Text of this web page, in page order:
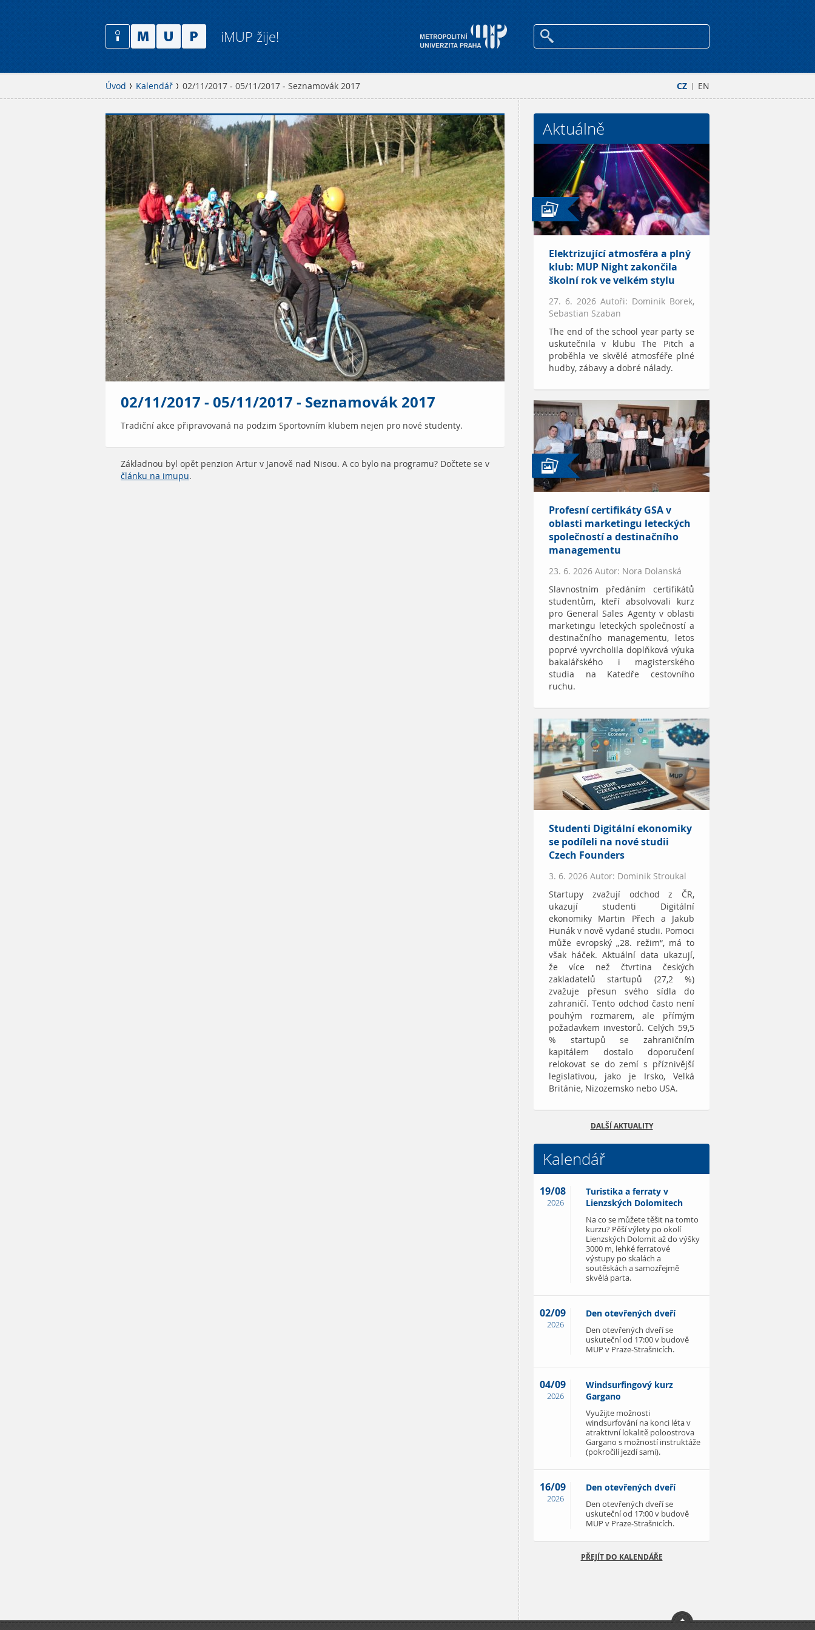
iMUP žije!
CZ | EN
Úvod Kalendář 02/11/2017 - 05/11/2017 - Seznamovák 2017
02/11/2017 - 05/11/2017 - Seznamovák 2017
Tradiční akce připravovaná na podzim Sportovním klubem nejen pro nové studenty.
Základnou byl opět penzion Artur v Janově nad Nisou. A co bylo na programu? Dočtete se v
článku na imupu.
Aktuálně
Elektrizující atmosféra a plný
klub: MUP Night zakončila
školní rok ve velkém stylu
27. 6. 2026 Autoři: Dominik Borek,
Sebastian Szaban
The end of the school year party se
uskutečnila v klubu The Pitch a
proběhla ve skvělé atmosféře plné
hudby, zábavy a dobré nálady.
Profesní certifikáty GSA v
oblasti marketingu leteckých
společností a destinačního
managementu
23. 6. 2026 Autor: Nora Dolanská
Slavnostním předáním certifikátů
studentům, kteří absolvovali kurz
pro General Sales Agenty v oblasti
marketingu leteckých společností a
destinačního managementu, letos
poprvé vyvrcholila doplňková výuka
bakalářského i magisterského
studia na Katedře cestovního
ruchu.
Studenti Digitální ekonomiky
se podíleli na nové studii
Czech Founders
3. 6. 2026 Autor: Dominik Stroukal
Startupy zvažují odchod z ČR,
ukazují studenti Digitální
ekonomiky Martin Přech a Jakub
Hunák v nově vydané studii. Pomoci
může evropský „28. režim“, má to
však háček. Aktuální data ukazují,
že více než čtvrtina českých
zakladatelů startupů (27,2 %)
zvažuje přesun svého sídla do
zahraničí. Tento odchod často není
pouhým rozmarem, ale přímým
požadavkem investorů. Celých 59,5
% startupů se zahraničním
kapitálem dostalo doporučení
relokovat se do zemí s příznivější
legislativou, jako je Irsko, Velká
Británie, Nizozemsko nebo USA.
DALŠÍ AKTUALITY
Kalendář
19/08
2026
Turistika a ferraty v
Lienzských Dolomitech
Na co se můžete těšit na tomto
kurzu? Pěší výlety po okolí
Lienzských Dolomit až do výšky
3000 m, lehké ferratové
výstupy po skalách a
soutěskách a samozřejmě
skvělá parta.
02/09
2026
Den otevřených dveří
Den otevřených dveří se
uskuteční od 17:00 v budově
MUP v Praze-Strašnicích.
04/09
2026
Windsurfingový kurz
Gargano
Využijte možnosti
windsurfování na konci léta v
atraktivní lokalitě poloostrova
Gargano s možností instruktáže
(pokročilí jezdí sami).
16/09
2026
Den otevřených dveří
Den otevřených dveří se
uskuteční od 17:00 v budově
MUP v Praze-Strašnicích.
PŘEJÍT DO KALENDÁŘE